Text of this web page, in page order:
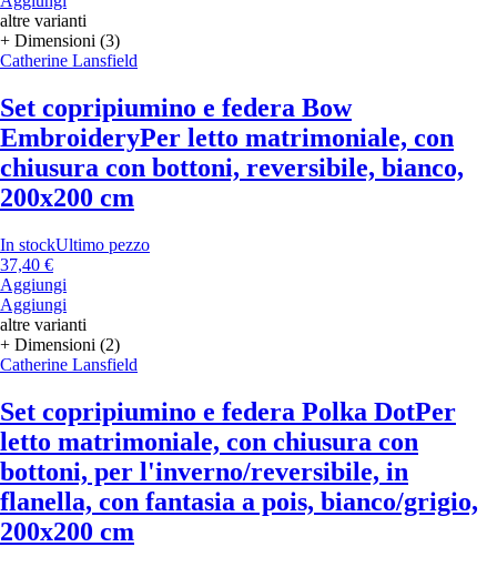
altre varianti
+ Dimensioni (3)
Catherine Lansfield
Set copripiumino e federa Bow
EmbroideryPer letto matrimoniale, con
chiusura con bottoni, reversibile, bianco,
200x200 cm
In stockUltimo pezzo
37,40 €
Aggiungi
Aggiungi
altre varianti
+ Dimensioni (2)
Catherine Lansfield
Set copripiumino e federa Polka DotPer
letto matrimoniale, con chiusura con
bottoni, per l'inverno/reversibile, in
flanella, con fantasia a pois, bianco/grigio,
200x200 cm